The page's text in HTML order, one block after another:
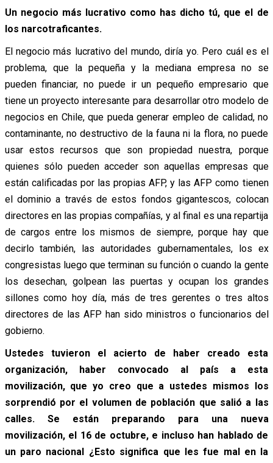
Un negocio más lucrativo como has dicho tú, que el de
los narcotraficantes.
El negocio más lucrativo del mundo, diría yo. Pero cuál es el
problema, que la pequeña y la mediana empresa no se
pueden financiar, no puede ir un pequeño empresario que
tiene un proyecto interesante para desarrollar otro modelo de
negocios en Chile, que pueda generar empleo de calidad, no
contaminante, no destructivo de la fauna ni la flora, no puede
usar estos recursos que son propiedad nuestra, porque
quienes sólo pueden acceder son aquellas empresas que
están calificadas por las propias AFP, y las AFP como tienen
el dominio a través de estos fondos gigantescos, colocan
directores en las propias compañías, y al final es una repartija
de cargos entre los mismos de siempre, porque hay que
decirlo también, las autoridades gubernamentales, los ex
congresistas luego que terminan su función o cuando la gente
los desechan, golpean las puertas y ocupan los grandes
sillones como hoy día, más de tres gerentes o tres altos
directores de las AFP han sido ministros o funcionarios del
gobierno.
Ustedes tuvieron el acierto de haber creado esta
organización, haber convocado al país a esta
movilización, que yo creo que a ustedes mismos los
sorprendió por el volumen de población que salió a las
calles. Se están preparando para una nueva
movilización, el 16 de octubre, e incluso han hablado de
un paro nacional ¿Esto significa que les fue mal en la